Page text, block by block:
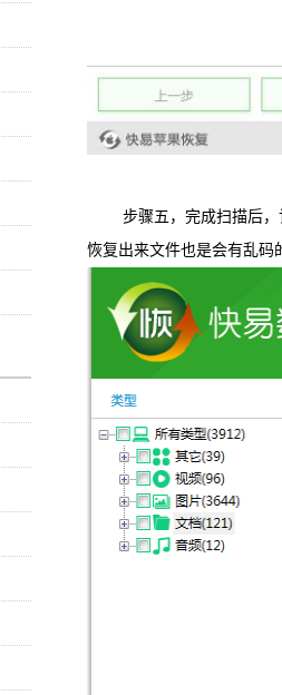
步骤五，完成扫描后，记
恢复出来文件也是会有乱码